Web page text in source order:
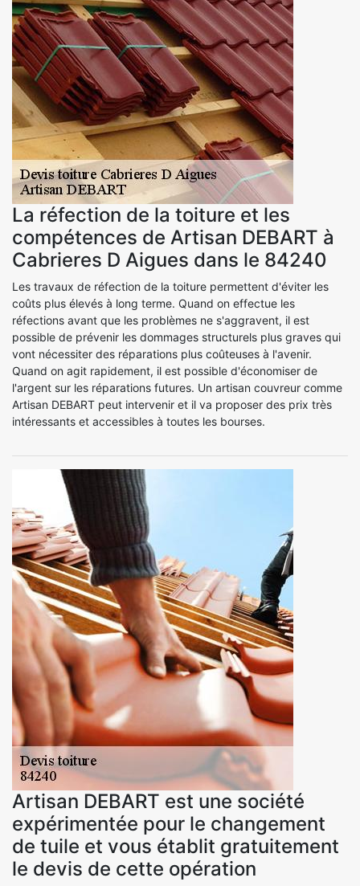
La réfection de la toiture et les
compétences de Artisan DEBART à
Cabrieres D Aigues dans le 84240
Les travaux de réfection de la toiture permettent d'éviter les
coûts plus élevés à long terme. Quand on effectue les
réfections avant que les problèmes ne s'aggravent, il est
possible de prévenir les dommages structurels plus graves qui
vont nécessiter des réparations plus coûteuses à l'avenir.
Quand on agit rapidement, il est possible d'économiser de
l'argent sur les réparations futures. Un artisan couvreur comme
Artisan DEBART peut intervenir et il va proposer des prix très
intéressants et accessibles à toutes les bourses.
Artisan DEBART est une société
expérimentée pour le changement
de tuile et vous établit gratuitement
le devis de cette opération